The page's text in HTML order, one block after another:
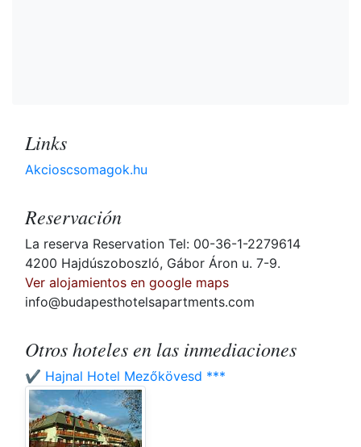
Links
Akcioscsomagok.hu
Reservación
La reserva Reservation Tel: 00-36-1-2279614
4200 Hajdúszoboszló, Gábor Áron u. 7-9.
Ver alojamientos en google maps
info@budapesthotelsapartments.com
Otros hoteles en las inmediaciones
✔️ Hajnal Hotel Mezőkövesd ***